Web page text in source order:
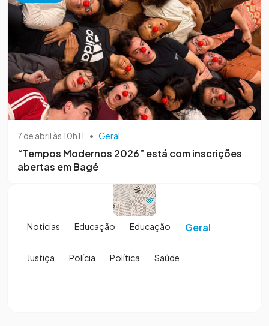
7 de abril às 10h11 • Geral
“Tempos Modernos 2026” está com inscrições
abertas em Bagé
Notícias Educação Educação Geral
Justiça Polícia Política Saúde